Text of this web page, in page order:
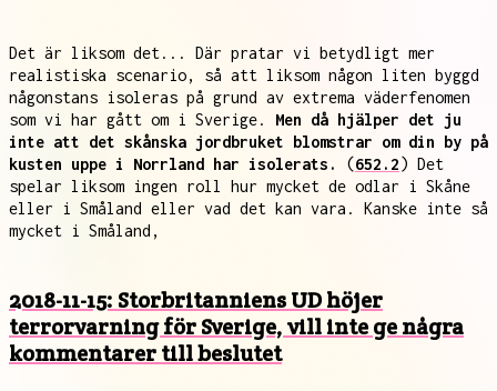
Det är liksom det... Där pratar vi betydligt mer
realistiska scenario, så att liksom någon liten byggd
någonstans isoleras på grund av extrema väderfenomen
som vi har gått om i Sverige. Men då hjälper det ju
inte att det skånska jordbruket blomstrar om din by på
kusten uppe i Norrland har isolerats.
(652.2) Det
spelar liksom ingen roll hur mycket de odlar i Skåne
eller i Småland eller vad det kan vara. Kanske inte så
mycket i Småland,
2018-11-15: Storbritanniens UD höjer
terrorvarning för Sverige, vill inte ge några
kommentarer till beslutet